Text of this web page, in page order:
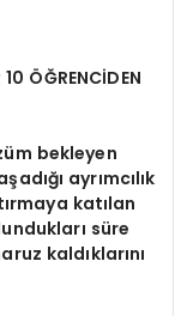
ÖĞRENCİDEN
bekleyen
ayrımcılık
katılan
süre
kaldıklarını